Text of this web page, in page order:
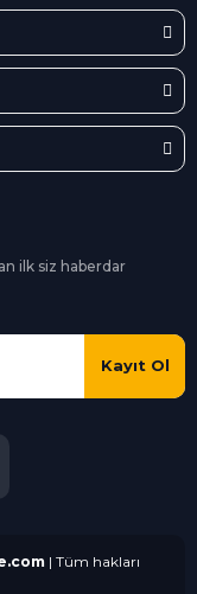
ilk siz haberdar
Kayıt Ol
| Tüm hakları